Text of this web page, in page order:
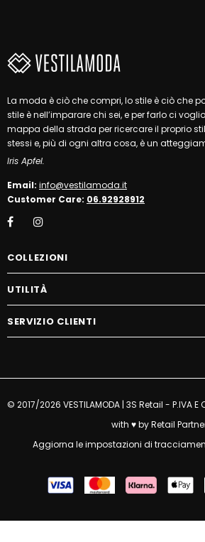
La moda è ciò che compri, lo stile è ciò che
stile è nell’imparare chi sei, e per farlo ci
mappa della strada per ricercare il proprio
stessi e, più di ogni altra cosa, è un
Iris Apfel.
Email: info@vestilamoda.it
Customer Care: 06.92928912
COLLEZIONI
UTILITÀ
SERVIZIO CLIENTI
© 2017/2026 VESTILAMODA | 3S Retail - P.IVA
with ♥ byRetail
Aggiorna le impostazioni di